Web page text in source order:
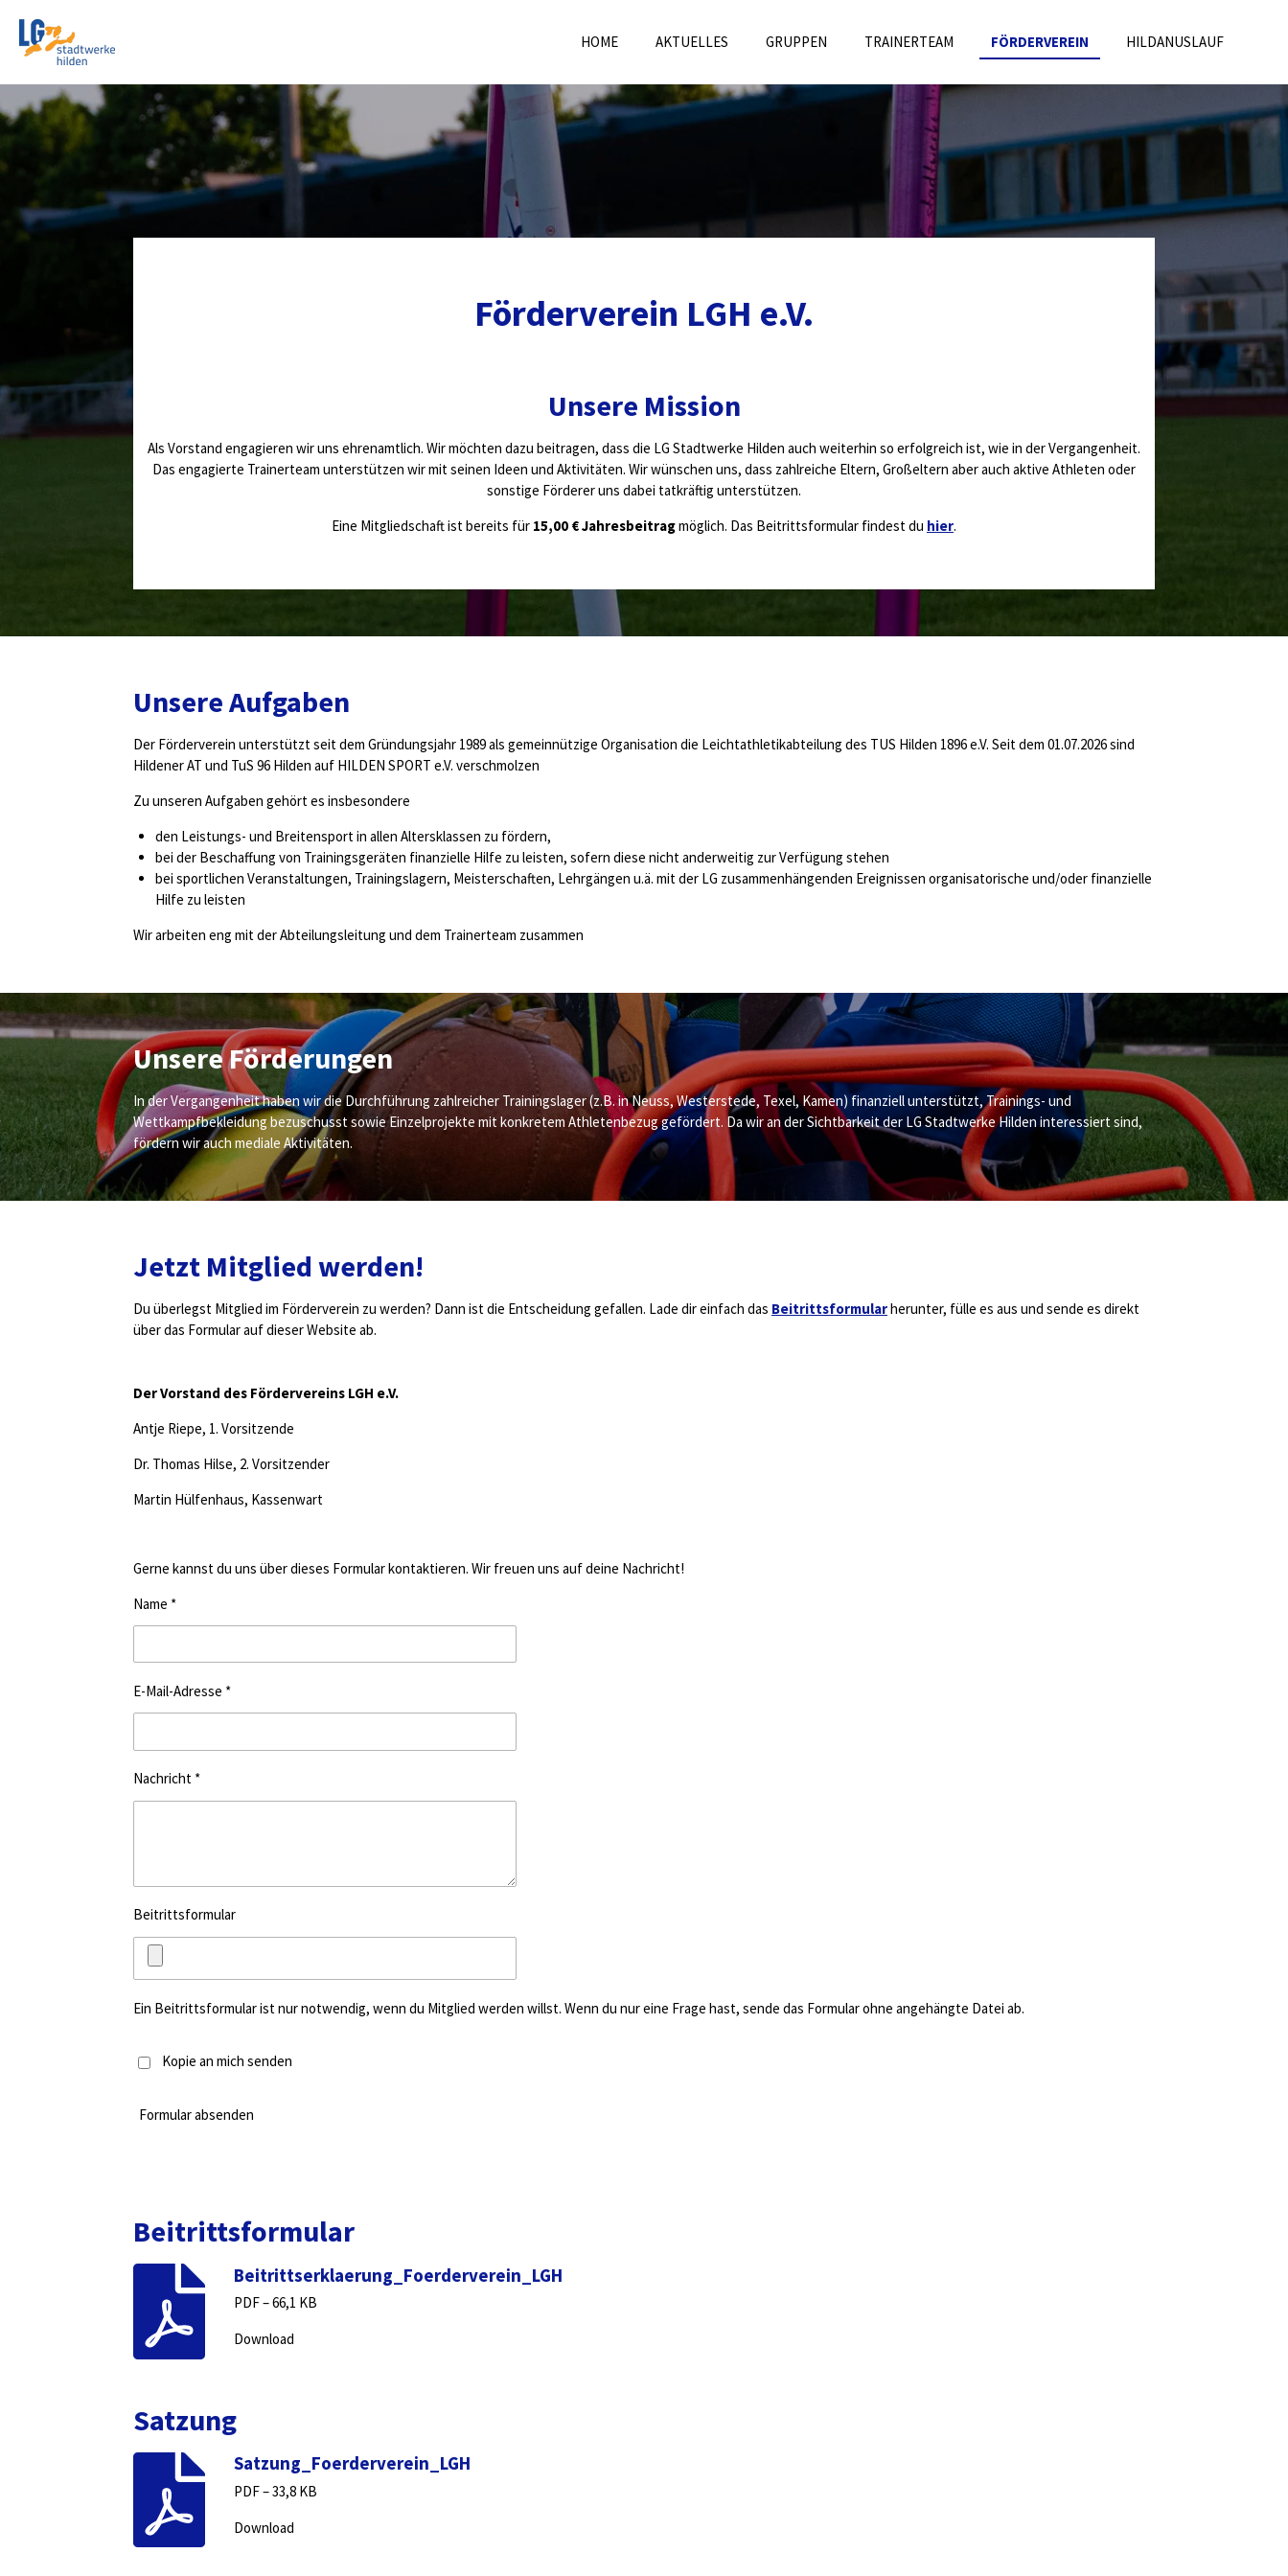
Zum
Hauptinhalt
springen
HOME AKTUELLES GRUPPEN TRAINERTEAM FÖRDERVEREIN HILDANUSLAUF
Förderverein LGH e.V.
Unsere Mission
Als Vorstand engagieren wir uns ehrenamtlich. Wir möchten dazu beitragen, dass die LG Stadtwerke Hilden auch weiterhin so erfolgreich ist, wie in der Vergangenheit.
Das engagierte Trainerteam unterstützen wir mit seinen Ideen und Aktivitäten. Wir wünschen uns, dass zahlreiche Eltern, Großeltern aber auch aktive Athleten oder
sonstige Förderer uns dabei tatkräftig unterstützen.
Eine Mitgliedschaft ist bereits für 15,00 € Jahresbeitragmöglich. Das Beitrittsformular findest du hier.
Unsere Aufgaben
Der Förderverein unterstützt seit dem Gründungsjahr 1989 als gemeinnützige Organisation die Leichtathletikabteilung des TUS Hilden 1896 e.V. Seit dem 01.07.2026 sind
Hildener AT und TuS 96 Hilden auf HILDEN SPORT e.V. verschmolzen
Zu unseren Aufgaben gehört es insbesondere
den Leistungs- und Breitensport in allen Altersklassen zu fördern,
bei der Beschaffung von Trainingsgeräten finanzielle Hilfe zu leisten, sofern diese nicht anderweitig zur Verfügung stehen
bei sportlichen Veranstaltungen, Trainingslagern, Meisterschaften, Lehrgängen u.ä. mit der LG zusammenhängenden Ereignissen organisatorische und/oder finanzielle
Hilfe zu leisten
Wir arbeiten eng mit der Abteilungsleitung und dem Trainerteam zusammen
Unsere Förderungen
In der Vergangenheit haben wir die Durchführung zahlreicher Trainingslager (z.B. in Neuss, Westerstede, Texel, Kamen) finanziell unterstützt, Trainings- und
Wettkampfbekleidung bezuschusst sowie Einzelprojekte mit konkretem Athletenbezug gefördert. Da wir an der Sichtbarkeit der LG Stadtwerke Hilden interessiert sind,
fördern wir auch mediale Aktivitäten.
Jetzt Mitglied werden!
Du überlegst Mitglied im Förderverein zu werden? Dann ist die Entscheidung gefallen. Lade dir einfach das Beitrittsformularherunter, fülle es aus und sende es direkt
über das Formular auf dieser Website ab.
Der Vorstand des Fördervereins LGH e.V.
Antje Riepe, 1. Vorsitzende
Dr. Thomas Hilse, 2. Vorsitzender
Martin Hülfenhaus, Kassenwart
Gerne kannst du uns über dieses Formularkontaktieren. Wir freuen uns auf deine Nachricht!
Name *
E-Mail-Adresse *
Nachricht *
Beitrittsformular
Ein Beitrittsformular ist nur notwendig, wenn du Mitglied werden willst. Wenn du nur eine Frage hast, sende das Formular ohne angehängte Datei ab.
Kopie an mich senden
Formular absenden
Beitrittsformular
Beitrittserklaerung_Foerderverein_LGH
PDF – 66,1 KB
Download
Satzung
Satzung_Foerderverein_LGH
PDF – 33,8 KB
Download